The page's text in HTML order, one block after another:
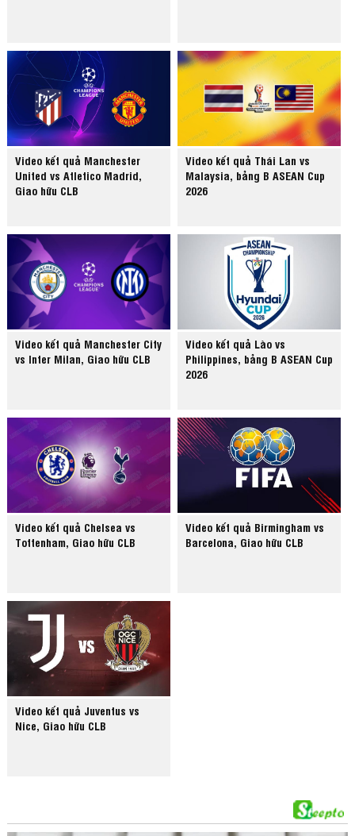
Video kết quả Manchester
United vs Atletico Madrid,
Giao hữu CLB
Video kết quả Thái Lan vs
Malaysia, bảng B ASEAN Cup
2026
Video kết quả Manchester City
vs Inter Milan, Giao hữu CLB
Video kết quả Lào vs
Philippines, bảng B ASEAN Cup
2026
Video kết quả Chelsea vs
Tottenham, Giao hữu CLB
Video kết quả Birmingham vs
Barcelona, Giao hữu CLB
Video kết quả Juventus vs
Nice, Giao hữu CLB